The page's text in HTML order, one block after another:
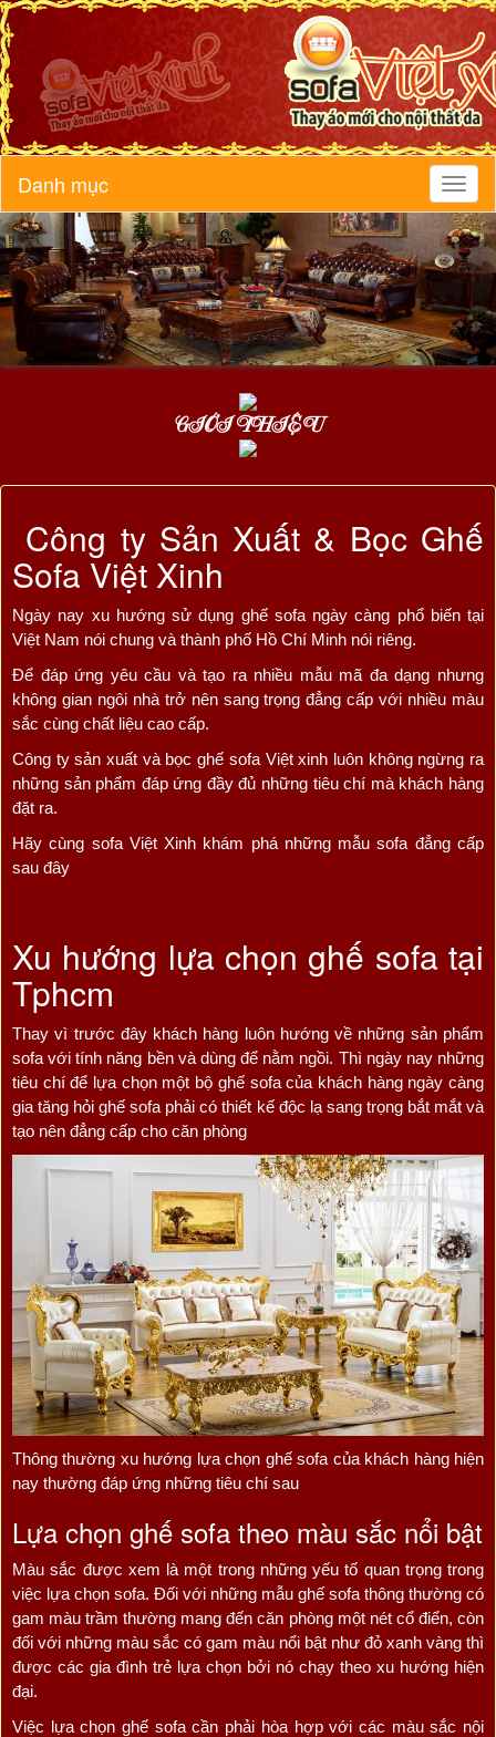
Danh mục
GIỚI THIỆU
Công ty Sản Xuất & Bọc Ghế
Sofa Việt Xinh
Ngày nay xu hướng sử dụng ghế sofa ngày càng phổ biến tại
Việt Nam nói chung và thành phố Hồ Chí Minh nói riêng.
Để đáp ứng yêu cầu và tạo ra nhiều mẫu mã đa dạng nhưng
không gian ngôi nhà trở nên sang trọng đẳng cấp với nhiều màu
sắc cùng chất liệu cao cấp.
Công ty sản xuất và bọc ghế sofa Việt xinh luôn không ngừng ra
những sản phẩm đáp ứng đầy đủ những tiêu chí mà khách hàng
đặt ra.
Hãy cùng sofa Việt Xinh khám phá những mẫu sofa đẳng cấp
sau đây
Xu hướng lựa chọn ghế sofa tại
Tphcm
Thay vì trước đây khách hàng luôn hướng về những sản phẩm
sofa với tính năng bền và dùng để nằm ngồi. Thì ngày nay những
tiêu chí để lựa chọn một bộ ghế sofa của khách hàng ngày càng
gia tăng hỏi ghế sofa phải có thiết kế độc lạ sang trọng bắt mắt và
tạo nên đẳng cấp cho căn phòng
Thông thường xu hướng lựa chọn ghế sofa của khách hàng hiện
nay thường đáp ứng những tiêu chí sau
Lựa chọn ghế sofa theo màu sắc nổi bật
Màu sắc được xem là một trong những yếu tố quan trọng trong
việc lựa chọn sofa. Đối với những mẫu ghế sofa thông thường có
gam màu trầm thường mang đến căn phòng một nét cổ điển, còn
đối với những màu sắc có gam màu nổi bật như đỏ xanh vàng thì
được các gia đình trẻ lựa chọn bởi nó chạy theo xu hướng hiện
đại.
Việc lựa chọn ghế sofa cần phải hòa hợp với các màu sắc nội